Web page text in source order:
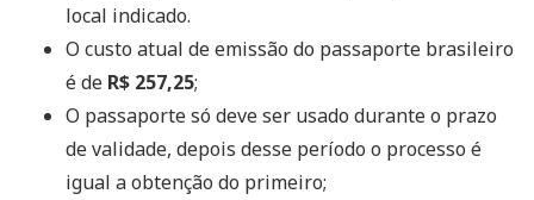
local indicado.
O custo atual de emissão do passaporte brasileiro
é de R$ 257,25;
O passaporte só deve ser usado durante o prazo
de validade, depois desse período o processo é
igual a obtenção do primeiro;